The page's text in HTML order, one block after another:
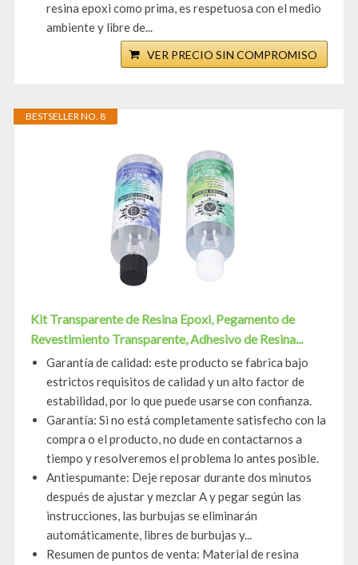
resina epoxi como prima, es respetuosa con el medio
ambiente y libre de...
VER PRECIO SIN COMPROMISO
BESTSELLER NO. 8
Kit Transparente de Resina Epoxi, Pegamento de
Revestimiento Transparente, Adhesivo de Resina...
Garantía de calidad: este producto se fabrica bajo
estrictos requisitos de calidad y un alto factor de
estabilidad, por lo que puede usarse con confianza.
Garantía: Si no está completamente satisfecho con la
compra o el producto, no dude en contactarnos a
tiempo y resolveremos el problema lo antes posible.
Antiespumante: Deje reposar durante dos minutos
después de ajustar y mezclar A y pegar según las
instrucciones, las burbujas se eliminarán
automáticamente, libres de burbujas y...
Resumen de puntos de venta: Material de resina